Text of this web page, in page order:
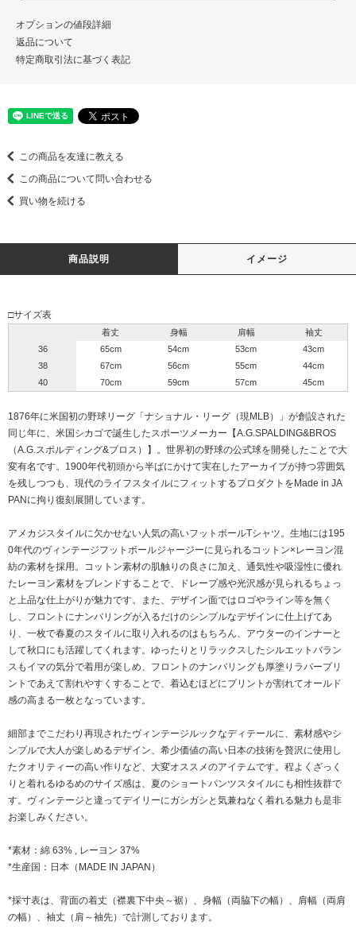
オプションの値段詳細
返品について
特定商取引法に基づく表記
この商品を友達に教える
この商品について問い合わせる
買い物を続ける
商品説明 イメージ
□サイズ表
着丈 身幅 肩幅
袖丈
36
65cm 54cm 53cm
43cm
38
67cm 56cm 55cm
44cm
40
70cm 59cm 57cm 45cm
1876年に米国初の野球リーグ「ナショナル・リーグ（現MLB）」が創設された
同じ年に、米国シカゴで誕生したスポーツメーカー【A.G.SPALDING&BROS
（A.G.スポルディング&ブロス）】。世界初の野球の公式球を開発したことで大
変有名です。1900年代初頭から半ばにかけて実在したアーカイブが持つ雰囲気
を残しつつも、現代のライフスタイルにフィットするプロダクトをMade in JA
PANに拘り復刻展開しています。
アメカジスタイルに欠かせない人気の高いフットボールTシャツ。生地には195
0年代のヴィンテージフットボールジャージーに見られるコットン×レーヨン混
紡の素材を採用。コットン素材の肌触りの良さに加え、通気性や吸湿性に優れ
たレーヨン素材をブレンドすることで、ドレープ感や光沢感が見られるちょっ
と上品な仕上がりが魅力です。また、デザイン面ではロゴやライン等を無く
し、フロントにナンバリングが入るだけのシンプルなデザインに仕上げてあ
り、一枚で春夏のスタイルに取り入れるのはもちろん、アウターのインナーと
して秋口にも活躍してくれます。ゆったりとリラックスしたシルエットバラン
スもイマの気分で着用が楽しめ、フロントのナンバリングも厚塗りラバープリ
ントであえて割れやすくすることで、着込むほどにプリントが割れてオールド
感の高まる一枚となっています。
細部までこだわり再現されたヴィンテージルックなディテールに、素材感やシ
ンプルで大人が楽しめるデザイン、希少価値の高い日本の技術を贅沢に使用し
たクオリティーの高い作りなど、大変オススメのアイテムです。程よくざっく
りと着れるゆるめのサイズ感は、夏のショートパンツスタイルにも相性抜群で
す。ヴィンテージと違ってデイリーにガシガシと気兼ねなく着れる魅力も是非
お楽しみください。
*素材：綿 63% , レーヨン 37%
*生産国：日本（MADE IN JAPAN）
*採寸表は、背面の着丈（襟裏下中央～裾）、身幅（両脇下の幅）、肩幅（両肩
の幅）、袖丈（肩～袖先）で計測しております。